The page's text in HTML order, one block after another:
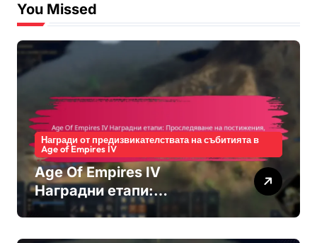
You Missed
Награди от предизвикателствата на събитията в
Age of Empires IV
Age Of Empires IV
Наградни етапи:
Проследяване на